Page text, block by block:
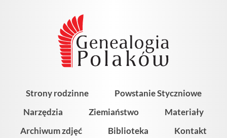
Strony rodzinne
Powstanie Styczniowe
Narzędzia
Ziemiaństwo
Materiały
Archiwum zdjęć
Biblioteka Kontakt